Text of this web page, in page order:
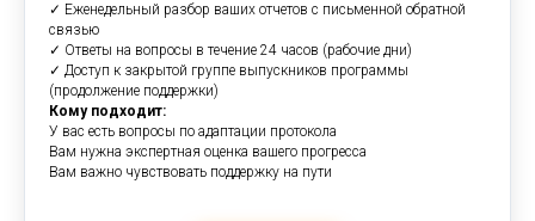
✓ Еженедельный разбор ваших отчетов с письменной обратной
связью
✓ Ответы на вопросы в течение 24 часов (рабочие дни)
✓ Доступ к закрытой группе выпускников программы
(продолжение поддержки)
Кому подходит:
У вас есть вопросы по адаптации протокола
Вам нужна экспертная оценка вашего прогресса
Вам важно чувствовать поддержку на пути